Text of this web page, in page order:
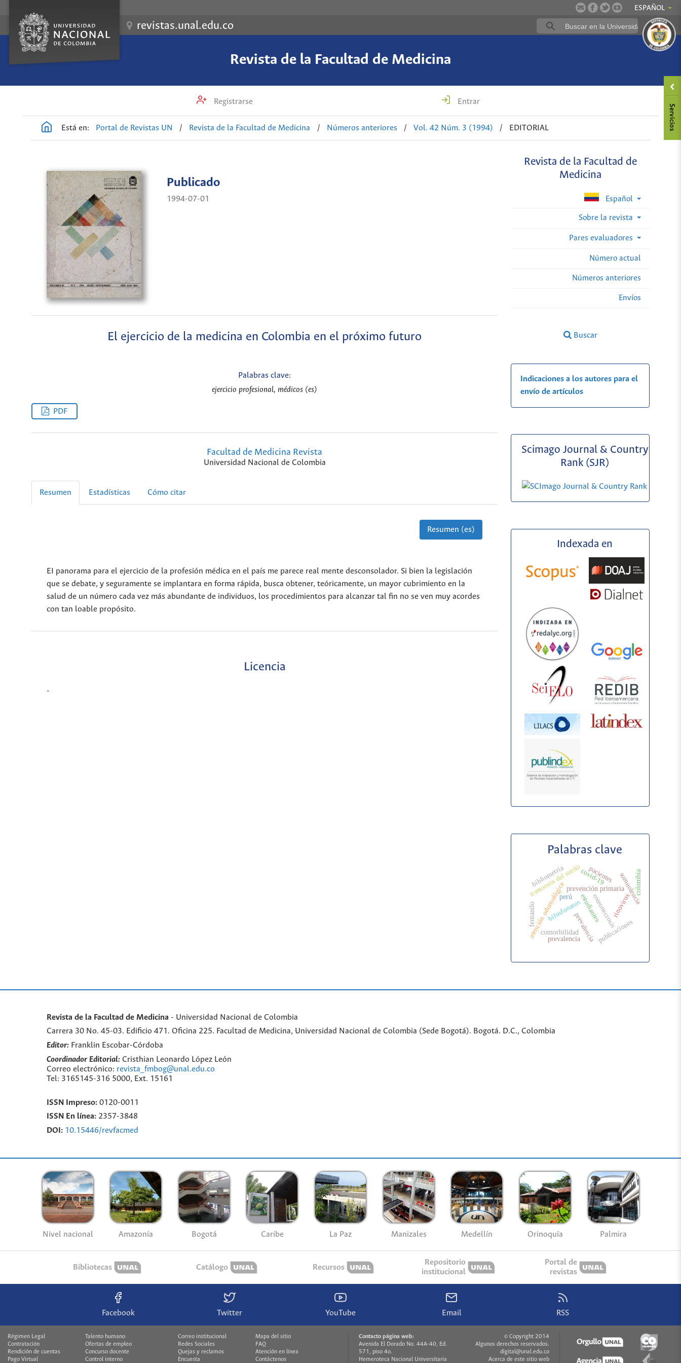
ESPAÑOL
revistas.unal.edu.co
Revista de la Facultad de Medicina
Registrarse Entrar
Está en: Portal de Revistas UN / Revista de la Facultad de Medicina / Números anteriores / Vol. 42 Núm. 3 (1994) / EDITORIAL
Revista de la Facultad de
Medicina
Español
Sobre la revista
Pares evaluadores
Número actual
Números anteriores
Envíos
Buscar
Publicado
1994-07-01
El ejercicio de la medicina en Colombia en el próximo futuro
Palabras clave:
ejercicio profesional, médicos (es)
PDF
Facultad de Medicina Revista
Universidad Nacional de Colombia
Resumen Estadísticas Cómo citar
Resumen (es)
EI panorama para el ejercicio de la profesión médica en el país me parece real mente desconsolador. Si bien la legislación
que se debate, y seguramente se implantara en forma rápida, busca obtener, teóricamente, un mayor cubrimiento en la
salud de un número cada vez más abundante de individuos, los procedimientos para alcanzar tal fin no se ven muy acordes
con tan loable propósito.
Licencia
-
Indicaciones a los autores para el
envío de artículos
Scimago Journal & Country
Rank (SJR)
Indexada en
Palabras clave
bifosfonatos osteonecrosis
atención odontológicaprevención primariasomnolencia
estudiantes
trastornos del sueño
prevalencia
covid-19
rinovirus
comorbilidad publicaciones
colombia
bibliometría pacientes
perú
fentanilo
prevalencia
Revista de la Facultad de Medicina - Universidad Nacional de Colombia
Carrera 30 No. 45-03. Edificio 471. Oficina 225. Facultad de Medicina, Universidad Nacional de Colombia (Sede Bogotá). Bogotá. D.C., Colombia
Editor: Franklin Escobar-Córdoba
Coordinador Editorial: Cristhian Leonardo López León
Correo electrónico: revista_fmbog@unal.edu.co
Tel: 3165145-316 5000, Ext. 15161
ISSN Impreso: 0120-0011
ISSN En línea: 2357-3848
DOI: 10.15446/revfacmed
Nivel nacional Amazonía Bogotá Caribe La Paz Manizales Medellín Orinoquía Palmira
Bibliotecas Catálogo Recursos
Repositorio
institucional
Portal de
revistas
Facebook Twitter YouTube Email RSS
Régimen Legal
Talento humano
Contratación
Ofertas de empleo
Rendición de cuentas
Concurso docente
Pago Virtual
Control interno
Correo institucional
Mapa del sitio
Redes Sociales
FAQ
Quejas y reclamos
Atención en línea
Encuesta
Contáctenos
Contacto página web:
Avenida El Dorado No. 44A-40, Ed.
571, piso 4o.
Hemeroteca Nacional Universitaria
© Copyright 2014
Algunos derechos reservados.
digital@unal.edu.co
Acerca de este sitio web